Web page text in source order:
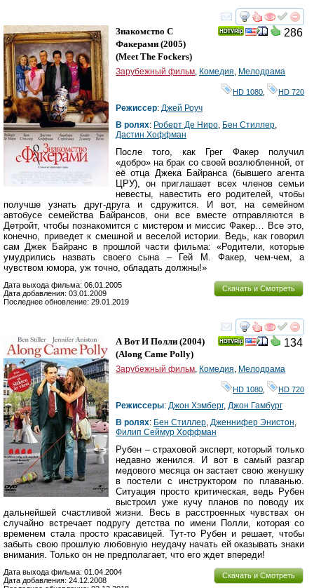
смотреть
286
Знакомство С
Факерами (2005)
(Meet The Fockers)
Зарубежный фильм, Комедия, Мелодрама
HD 1080 HD 720
Режиссер: Джей Роуч
В ролях: Роберт Де Ниро, Бен Стиллер,
Дастин Хоффман
После того, как Грег Факер получил
«добро» на брак со своей возлюбленной, от
её отца Джека Байранса (бывшего агента
ЦРУ), он приглашает всех членов семьи
невесты, навестить его родителей, чтобы
получше узнать друг-друга и сдружится. И вот, на семейном
автобусе семейства Байрансов, они все вместе отправляются в
Детройт, чтобы познакомится с мистером и миссис Факер… Все это,
конечно, приведет к смешной и веселой истории. Ведь, как говорил
сам Джек Байранс в прошлой части фильма: «Родители, которые
умудрились назвать своего сына – Гей М. Факер, чем-чем, а
чувством юмора, уж точно, обладать должны!»
Скачать и Смотреть
Дата выхода фильма: 06.01.2005
Дата добавления: 03.01.2009
Последнее обновление: 29.01.2019
смотреть
134
А Вот И Полли (2004)
(Along Came Polly)
Зарубежный фильм, Комедия, Мелодрама
HD 1080 HD 720
Режиссеры: Джон Хэмберг, Джон Гамбург
В ролях: Бен Стиллер, Дженнифер Энистон,
Филип Сеймур Хоффман
Рубен – страховой эксперт, который только
недавно женился. И вот в самый разгар
медового месяца он застает свою женушку
в постели с инструктором по плаванью.
Ситуация просто критическая, ведь Рубен
выстроил уже кучу планов по поводу их
дальнейшей счастливой жизни. Весь в расстроенных чувствах он
случайно встречает подругу детства по имени Полли, которая со
временем стала просто красавицей. Тут-то Рубен и решает, чтобы
забыть свою прошлую любовную неудачу начать ей оказывать знаки
внимания. Только он не предполагает, что его ждет впереди!
Скачать и Смотреть
Дата выхода фильма: 01.04.2004
Дата добавления: 24.12.2008